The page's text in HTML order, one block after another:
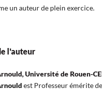
un auteur de plein exercice.
l'auteur
Université de Rouen-
est Professeur émérite